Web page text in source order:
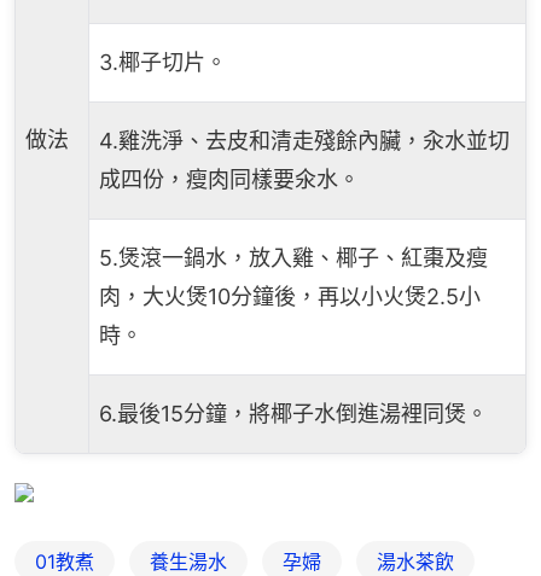
做法
3.椰子切片。
4.雞洗淨、去皮和清走殘餘內臟，汆水並切
成四份，瘦肉同樣要氽水。
5.煲滾一鍋水，放入雞、椰子、紅棗及瘦
肉，大火煲10分鐘後，再以小火煲2.5小
時。
6.最後15分鐘，將椰子水倒進湯裡同煲。
01教煮 養生湯水 孕婦 湯水茶飲